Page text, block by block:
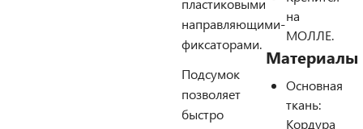
пластиковыми
направляющими-
фиксаторами.
Подсумок
позволяет
быстро
на
МОЛЛЕ.
Материалы
Основная
ткань:
Кордура